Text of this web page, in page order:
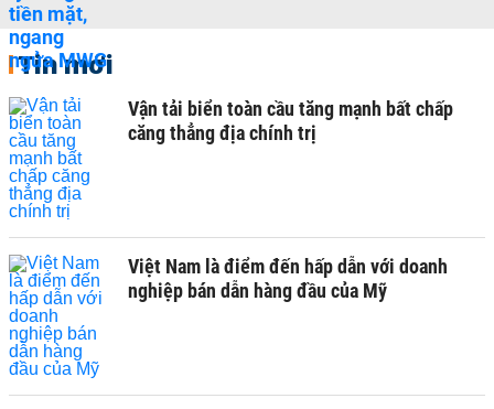
Tin mới
Vận tải biển toàn cầu tăng mạnh bất chấp
căng thẳng địa chính trị
Việt Nam là điểm đến hấp dẫn với doanh
nghiệp bán dẫn hàng đầu của Mỹ